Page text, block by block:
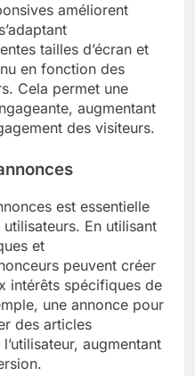
améliorent
tailles d’écran et
en fonction des
Cela permet une
augmentant
des visiteurs.
est essentielle
En utilisant
et
peuvent créer
intérêts spécifiques de
une annonce pour
des articles
augmentant